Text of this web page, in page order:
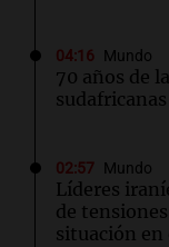
04:16 Mundo
70 años de
02:57 Mundo
Líderes
de
situación en